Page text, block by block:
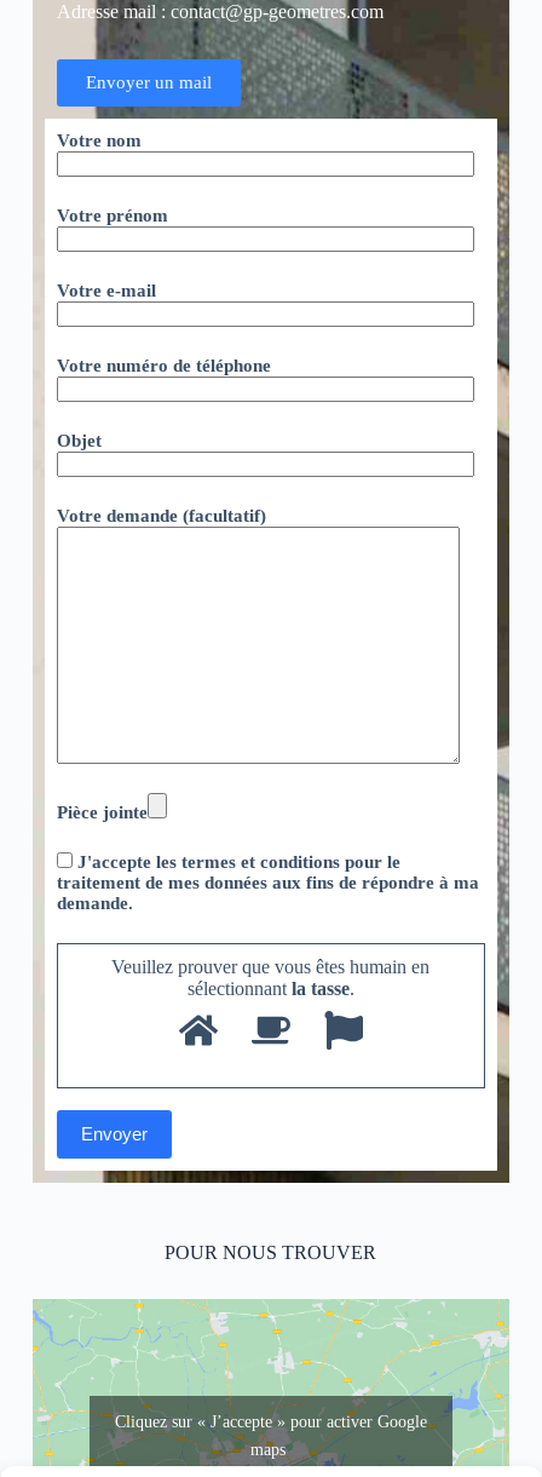
Adresse mail : contact@gp-geometres.com
Envoyer un mail
Votre nom
Votre prénom
Votre e-mail
Votre numéro de téléphone
Objet
Votre demande (facultatif)
Pièce jointe
J'accepte les termes et conditions pour le
traitement de mes données aux fins de répondre à ma
demande.
Veuillez prouver que vous êtes humain en
sélectionnantla tasse.
POUR NOUS TROUVER
Cliquez sur « J’accepte » pour activer Google
maps